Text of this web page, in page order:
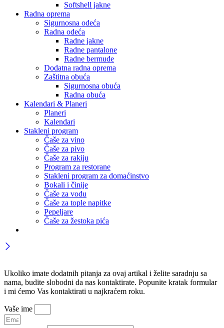
Softshell jakne
Radna oprema
Sigurnosna odeća
Radna odeća
Radne jakne
Radne pantalone
Radne bermude
Dodatna radna oprema
Zaštitna obuća
Sigurnosna obuća
Radna obuća
Kalendari & Planeri
Planeri
Kalendari
Stakleni program
Čaše za vino
Čaše za pivo
Čaše za rakiju
Program za restorane
Stakleni program za domaćinstvo
Bokali i činije
Čaše za vodu
Čaše za tople napitke
Pepeljare
Čaše za žestoka pića
Ukoliko imate dodatnih pitanja za ovaj artikal i želite saradnju sa
nama, budite slobodni da nas kontaktirate. Popunite kratak formular
i mi ćemo Vas kontaktirati u najkraćem roku.
Vaše ime